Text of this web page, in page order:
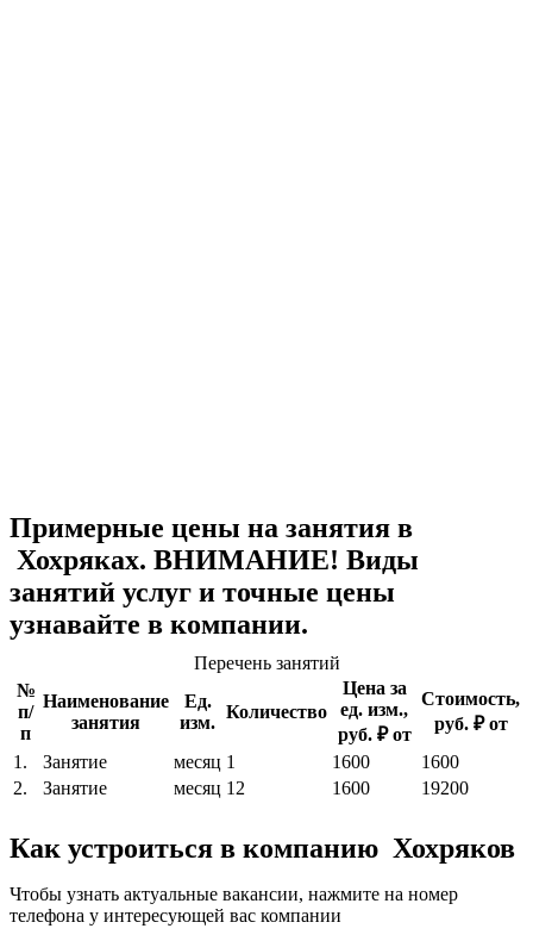
Примерные цены на занятия в
Хохряках. ВНИМАНИЕ! Виды
занятий услуг и точные цены
узнавайте в компании.
Перечень занятий
№
п/
п
Наименование
занятия
Ед.
изм.
Количество
Цена за
ед. изм.,
руб. ₽ от
Стоимость,
руб. ₽ от
1.
Занятие месяц 1 1600
1600
2.
Занятие месяц 12 1600 19200
Как устроиться в компанию Хохряков
Чтобы узнать актуальные вакансии, нажмите на номер
телефона у интересующей вас компании